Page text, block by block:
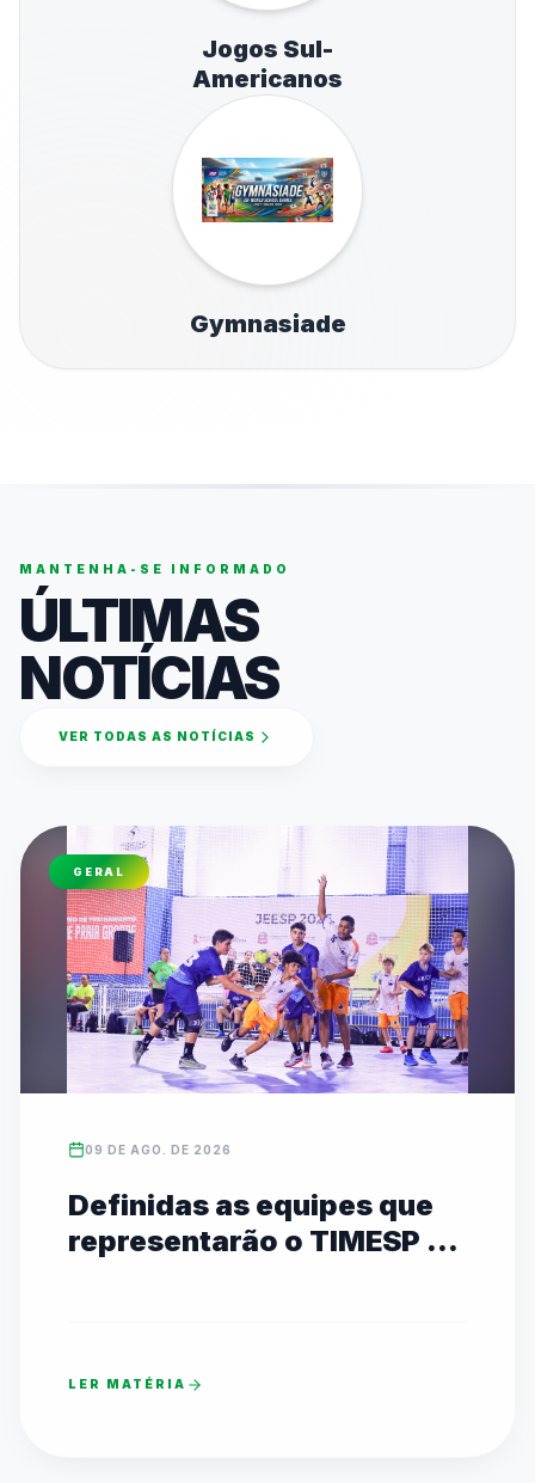
Jogos Sul-
Americanos
Gymnasiade
MANTENHA-SE INFORMADO
ÚLTIMAS
NOTÍCIAS
VER TODAS AS NOTÍCIAS
GERAL
09 DE AGO. DE 2026
Definidas as equipes que
representarão o TIMESP no
LER MATÉRIA